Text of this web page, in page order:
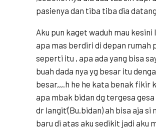
pasienya dan tiba tiba dia
Aku pun kaget waduh mau
apa mas berdiri di depan rumah
seperti itu , apa ada yang bisa
buah dada nya yg besar itu
besar,,,.h he he kata benak fikir
apa mbak bidan dg tergesa
dr langit’(Bu.bidan) ah bisa aja si
baru di atas aku sedikit jadi aku